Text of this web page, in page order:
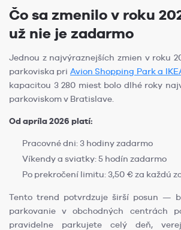
Čo sa zmenilo v roku
už nie je zadarmo
Jednou z najvýraznejších zmien v roku
parkoviska pri Avion Shopping Park a
kapacitou 3 280 miest bolo dlhé roky
parkoviskom v Bratislave.
Od apríla 2026 platí:
Pracovné dni: 3 hodiny zadarmo
Víkendy a sviatky: 5 hodín zadarmo
Po prekročení limitu: 3,50 € za každú
Tento trend potvrdzuje širší posun —
parkovanie v obchodných centrách
pravidelne parkujete celý deň,